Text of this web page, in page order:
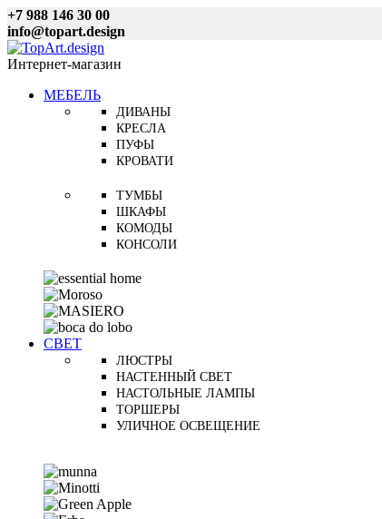
+7 988 146 30 00
info@topart.design
Интернет-магазин
МЕБЕЛЬ
ДИВАНЫ
КРЕСЛА
ПУФЫ
КРОВАТИ
ТУМБЫ
ШКАФЫ
КОМОДЫ
КОНСОЛИ
СВЕТ
ЛЮСТРЫ
НАСТЕННЫЙ СВЕТ
НАСТОЛЬНЫЕ ЛАМПЫ
ТОРШЕРЫ
УЛИЧНОЕ ОСВЕЩЕНИЕ